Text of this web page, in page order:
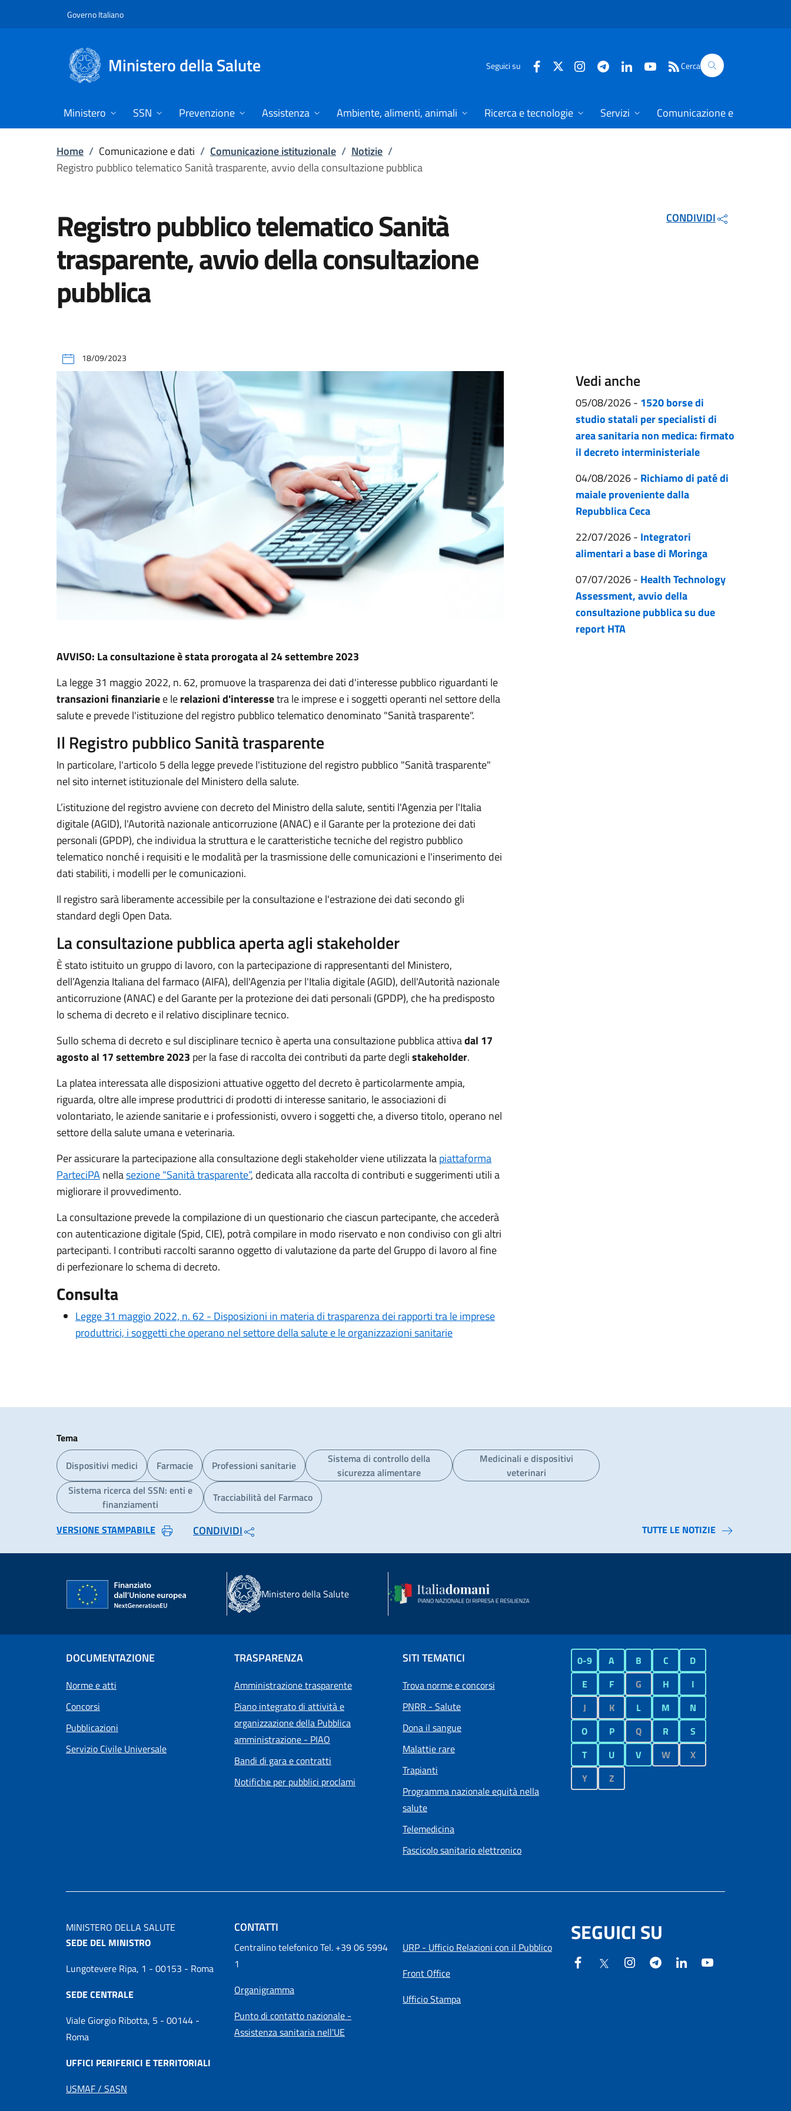
Governo Italiano
Ministero della Salute Seguici su Cerca
Ministero SSN Prevenzione Assistenza Ambiente, alimenti, animali Ricerca e tecnologie Servizi Comunicazione e dati
Home / Comunicazione e dati / Comunicazione istituzionale / Notizie /
Registro pubblico telematico Sanità trasparente, avvio della consultazione pubblica
Registro pubblico telematico Sanità
trasparente, avvio della consultazione
pubblica
CONDIVIDI
18/09/2023
AVVISO: La consultazione è stata prorogata al 24 settembre 2023
La legge 31 maggio 2022, n. 62, promuove la trasparenza dei dati d'interesse pubblico riguardanti le
transazioni finanziariee lerelazioni d'interessetra le imprese e i soggetti operanti nel settore della
salute e prevede l'istituzione del registro pubblico telematico denominato "Sanità trasparente".
Il Registro pubblico Sanità trasparente
In particolare, l'articolo 5 della legge prevede l'istituzione del registro pubblico "Sanità trasparente"
nel sito internet istituzionale del Ministero della salute.
L’istituzione del registro avviene con decreto del Ministro della salute, sentiti l'Agenzia per l'Italia
digitale (AGID), l'Autorità nazionale anticorruzione (ANAC) e il Garante per la protezione dei dati
personali (GPDP), che individua la struttura e le caratteristiche tecniche del registro pubblico
telematico nonché i requisiti e le modalità per la trasmissione delle comunicazioni e l'inserimento dei
dati stabiliti, i modelli per le comunicazioni.
Il registro sarà liberamente accessibile per la consultazione e l'estrazione dei dati secondo gli
standard degli Open Data.
La consultazione pubblica aperta agli stakeholder
È stato istituito un gruppo di lavoro, con la partecipazione di rappresentanti del Ministero,
dell’Agenzia Italiana del farmaco (AIFA), dell'Agenzia per l'Italia digitale (AGID), dell'Autorità nazionale
anticorruzione (ANAC) e del Garante per la protezione dei dati personali (GPDP), che ha predisposto
lo schema di decreto e il relativo disciplinare tecnico.
Sullo schema di decreto e sul disciplinare tecnico è aperta una consultazione pubblica attivadal 17
agosto al 17 settembre 2023 per la fase di raccolta dei contributi da parte deglistakeholder.
La platea interessata alle disposizioni attuative oggetto del decreto è particolarmente ampia,
riguarda, oltre alle imprese produttrici di prodotti di interesse sanitario, le associazioni di
volontariato, le aziende sanitarie e i professionisti, ovvero i soggetti che, a diverso titolo, operano nel
settore della salute umana e veterinaria.
Per assicurare la partecipazione alla consultazione degli stakeholder viene utilizzata lapiattaforma
ParteciPAnellasezione “Sanità trasparente”, dedicata alla raccolta di contributi e suggerimenti utili a
migliorare il provvedimento.
La consultazione prevede la compilazione di un questionario che ciascun partecipante, che accederà
con autenticazione digitale (Spid, CIE), potrà compilare in modo riservato e non condiviso con gli altri
partecipanti. I contributi raccolti saranno oggetto di valutazione da parte del Gruppo di lavoro al fine
di perfezionare lo schema di decreto.
Consulta
Legge 31 maggio 2022, n. 62 - Disposizioni in materia di trasparenza dei rapporti tra le imprese
produttrici, i soggetti che operano nel settore della salute e le organizzazioni sanitarie
Vedi anche
05/08/2026- 1520 borse di
studio statali per specialisti di
area sanitaria non medica: firmato
il decreto interministeriale
04/08/2026- Richiamo di paté di
maiale proveniente dalla
Repubblica Ceca
22/07/2026- Integratori
alimentari a base di Moringa
07/07/2026- Health Technology
Assessment, avvio della
consultazione pubblica su due
report HTA
Tema
Dispositivi medici
Farmacie Professioni sanitarie
Sistema di controllo della
sicurezza alimentare
Medicinali e dispositivi
veterinari
Sistema ricerca del SSN: enti e
finanziamenti
Tracciabilità del Farmaco
VERSIONE STAMPABILE CONDIVIDI TUTTE LE NOTIZIE
Ministero della Salute
DOCUMENTAZIONE
Norme e atti
Concorsi
Pubblicazioni
Servizio Civile Universale
TRASPARENZA
Amministrazione trasparente
Piano integrato di attività e
organizzazione della Pubblica
amministrazione - PIAO
Bandi di gara e contratti
Notifiche per pubblici proclami
SITI TEMATICI
Trova norme e concorsi
PNRR - Salute
Dona il sangue
Malattie rare
Trapianti
Programma nazionale equità nella
salute
Telemedicina
Fascicolo sanitario elettronico
0-9 A B C
D
E
F G H
I
J
K L M
N
O
P Q R
S
T
U V W
X
Y
Z
MINISTERO DELLA SALUTE
SEDE DEL MINISTRO
Lungotevere Ripa, 1 - 00153 - Roma
SEDE CENTRALE
Viale Giorgio Ribotta, 5 - 00144 -
Roma
UFFICI PERIFERICI E TERRITORIALI
USMAF / SASN
CONTATTI
Centralino telefonico Tel. +39 06 5994
1
Organigramma
Punto di contatto nazionale -
Assistenza sanitaria nell'UE
URP - Ufficio Relazioni con il Pubblico
Front Office
Ufficio Stampa
SEGUICI SU